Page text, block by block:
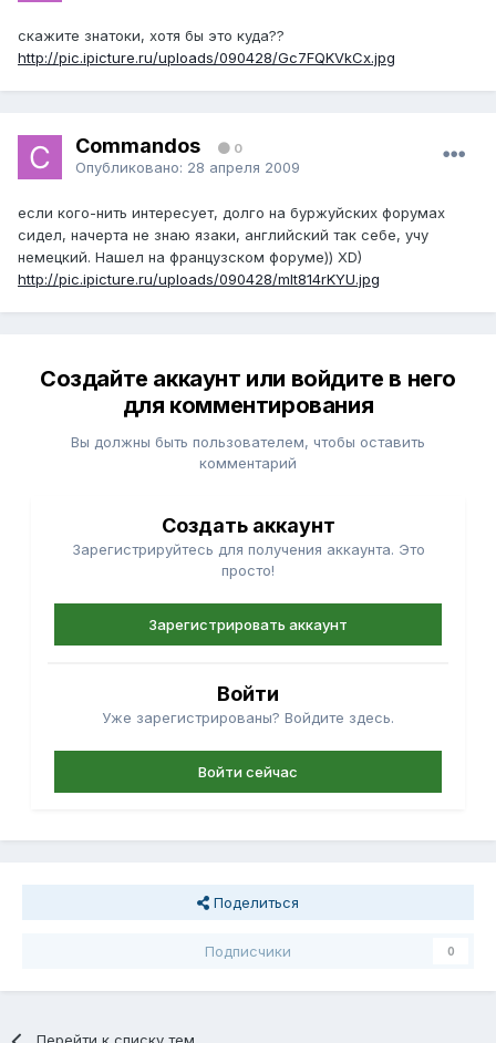
скажите знатоки, хотя бы это куда??
http://pic.ipicture.ru/uploads/090428/Gc7FQKVkCx.jpg
Commandos 0
Опубликовано: 28 апреля 2009
если кого-нить интересует, долго на буржуйских форумах
сидел, начерта не знаю язаки, английский так себе, учу
немецкий. Нашел на французском форуме)) XD)
http://pic.ipicture.ru/uploads/090428/mlt814rKYU.jpg
Создайте аккаунт или войдите в него
для комментирования
Вы должны быть пользователем, чтобы оставить
комментарий
Создать аккаунт
Зарегистрируйтесь для получения аккаунта. Это
просто!
Зарегистрировать аккаунт
Войти
Уже зарегистрированы? Войдите здесь.
Войти сейчас
Поделиться
Подписчики 0